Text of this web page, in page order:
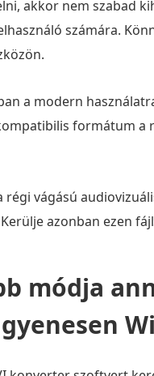
akkor nem szabad
számára.
a modern
formátum
régi vágású
azonban ezen
módja